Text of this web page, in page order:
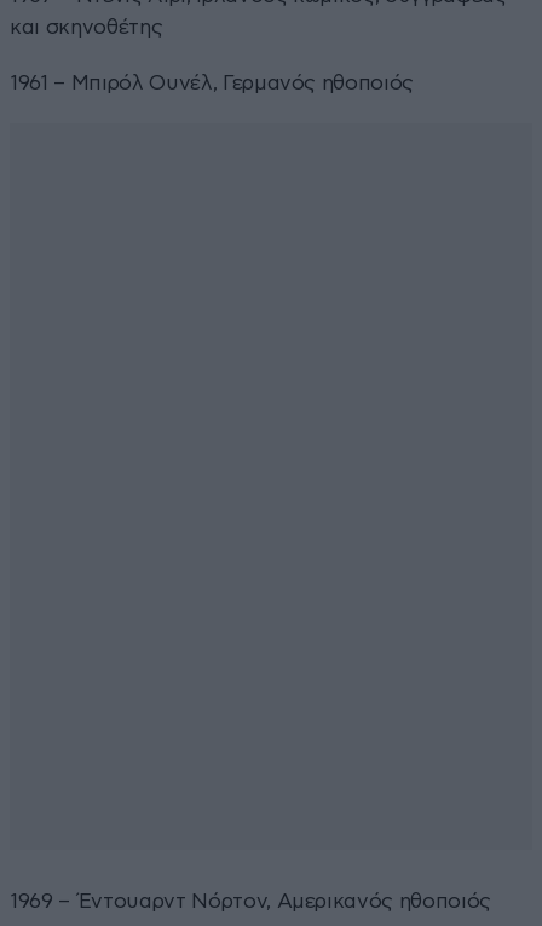
και σκηνοθέτης
1961 – Μπιρόλ Ουνέλ, Γερμανός ηθοποιός
1969 – Έντουαρντ Νόρτον, Αμερικανός ηθοποιός